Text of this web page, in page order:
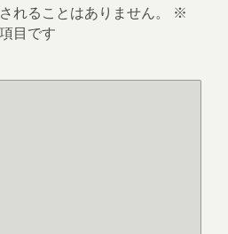
れることはありません。
※
目です